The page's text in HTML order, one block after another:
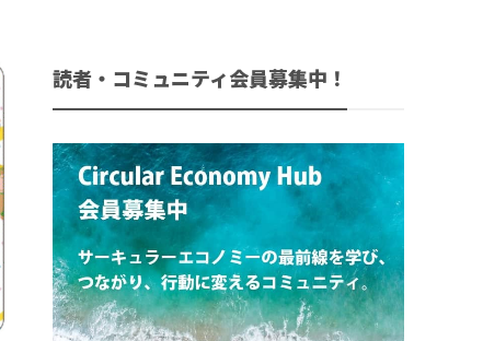
読者・コミュニティ会員募集中！